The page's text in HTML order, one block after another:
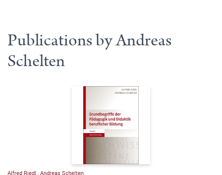
Publications by Andreas
Schelten
Alfred Riedl Andreas Schelten